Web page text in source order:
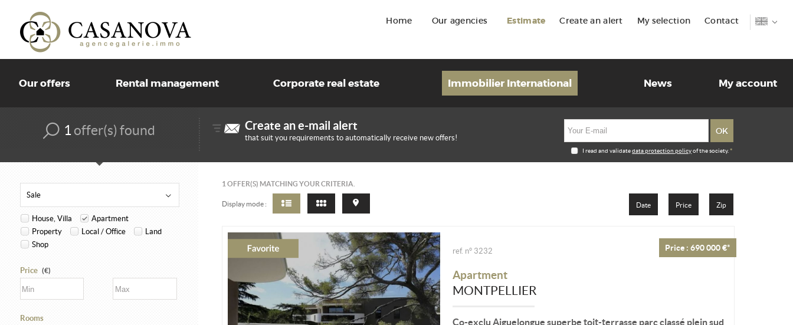
Home Our agencies Estimate Create an alert My selection Contact
Our offers Rental management Corporate real estate Immobilier International News My account
1offer(s) found Create an e-mail alert
that suit you requirements to automatically receive new offers!
I read and validatedata protection policy of the society. *
Sale
House, Villa
Apartment
Property
Local / Office
Land
Shop
Price (€)
Rooms
1 OFFER(S) MATCHING YOUR CRITERIA.
Display mode : Date Price Zip
Price : 690 000 €*
ref. n° 3232
Apartment
MONTPELLIER
Co-exclu Aiguelongue superbe toit-terrasse parc classé plein sud